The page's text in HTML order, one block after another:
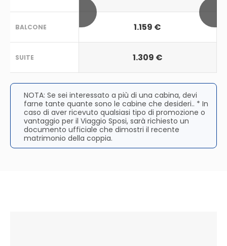
BALCONE
SUITE
1.159 €
1.309 €
NOTA: Se sei interessato a più di una cabina, devi
farne tante quante sono le cabine che desideri.. * In
caso di aver ricevuto qualsiasi tipo di promozione o
vantaggio per il Viaggio Sposi, sarà richiesto un
documento ufficiale che dimostri il recente
matrimonio della coppia.